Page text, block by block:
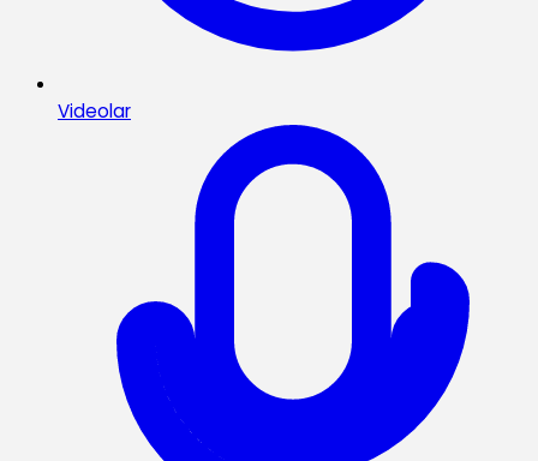
Videolar